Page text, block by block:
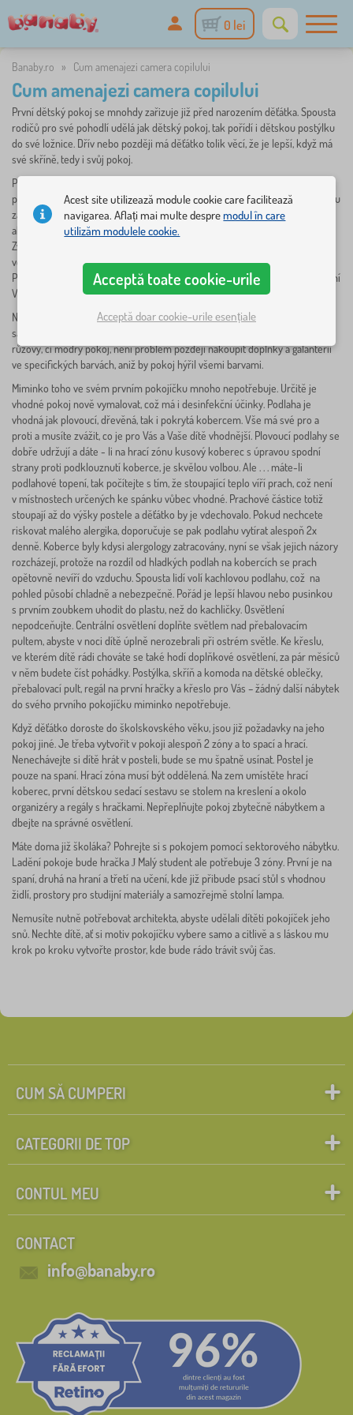
0 lei
Banaby.ro » Cum amenajezi camera copilului
Cum amenajezi camera copilului
První dětský pokoj se mnohdy zařizuje již před narozením děťátka. Spousta
rodičů pro své pohodlí udělá jak dětský pokoj, tak pořídí i dětskou postýlku
do své ložnice. Dřív nebo později má děťátko tolik věcí, že je lepší, když má
své skříně, tedy i svůj pokoj.
Pokud nechcete co pár let stěhovat pokoje, zvolte hned pro novorozeně
pokoj, který bude vhodný až do jeho studentských let. Člověka láká miminku
zařídit pokoj, kde bude i přes den temno, ale to je chyba. Přece nechceme,
aby mimísek den krásně prospal a v noci byl pak akční a nedal nám spát.
Zvolte tedy pokoj, který bude mít dostatek denního světla, které je pro dítě
velice důležitě. Musí přeci co nejdříve rozlišovat, kdy je den a kdy noc.
Později si v tomto pokoji bude hrát, učit se psát, číst a žádné umělé osvětlení
Vám nikdy nenahradí přirozené světlo.
Necháváte-li se překvapit a nevíte, zda čekáte kluka či holčičku, určitě rádi
sáhnete po zařízení pokoje v neutrálních barvách. Chcete-li i přesto mít
růžový, či modrý pokoj, není problém později nakoupit doplňky a galanterii
ve specifických barvách, aniž by pokoj hýřil všemi barvami.
Miminko toho ve svém prvním pokojíčku mnoho nepotřebuje. Určitě je
vhodné pokoj nově vymalovat, což má i desinfekční účinky. Podlaha je
vhodná jak plovoucí, dřevěná, tak i pokrytá kobercem. Vše má své pro a
proti a musíte zvážit, co je pro Vás a Vaše dítě vhodnější. Plovoucí podlahy se
dobře udržují a dáte - li na hrací zónu kusový koberec s úpravou spodní
strany proti podklouznutí koberce, je skvělou volbou. Ale . . . máte-li
podlahové topení, tak počítejte s tím, že stoupající teplo víří prach, což není
v místnostech určených ke spánku vůbec vhodné. Prachové částice totiž
stoupají až do výšky postele a děťátko by je vdechovalo. Pokud nechcete
riskovat malého alergika, doporučuje se pak podlahu vytírat alespoň 2x
denně. Koberce byly kdysi alergology zatracovány, nyní se však jejich názory
rozcházejí, protože na rozdíl od hladkých podlah na kobercích se prach
opětovně nevíří do vzduchu. Spousta lidí volí kachlovou podlahu, což na
pohled působí chladně a nebezpečně. Pořád je lepší hlavou nebo pusinkou
s prvním zoubkem uhodit do plastu, než do kachličky. Osvětlení
nepodceňujte. Centrální osvětlení doplňte světlem nad přebalovacím
pultem, abyste v noci dítě úplně nerozebrali při ostrém světle. Ke křeslu,
ve kterém dítě rádi chováte se také hodí doplňkové osvětlení, za pár měsíců
v něm budete číst pohádky. Postýlka, skříň a komoda na dětské oblečky,
přebalovací pult, regál na první hračky a křeslo pro Vás – žádný další nábytek
do svého prvního pokojíčku miminko nepotřebuje.
Když děťátko doroste do školskovského věku, jsou již požadavky na jeho
pokoj jiné. Je třeba vytvořit v pokoji alespoň 2 zóny a to spací a hrací.
Nenechávejte si dítě hrát v posteli, bude se mu špatně usínat. Postel je
pouze na spaní. Hrací zóna musí být oddělená. Na zem umístěte hrací
koberec, první dětskou sedací sestavu se stolem na kreslení a okolo
organizéry a regály s hračkami. Nepřeplňujte pokoj zbytečně nábytkem a
dbejte na správné osvětlení.
Máte doma již školáka? Pohrejte si s pokojem pomocí sektorového nábytku.
Ladění pokoje bude hračka J Malý student ale potřebuje 3 zóny. První je na
spaní, druhá na hraní a třetí na učení, kde již přibude psací stůl s vhodnou
židlí, prostory pro studijní materiály a samozřejmě stolní lampa.
Nemusíte nutně potřebovat architekta, abyste udělali dítěti pokojíček jeho
snů. Nechte dítě, ať si motiv pokojíčku vybere samo a citlivě a s láskou mu
krok po kroku vytvořte prostor, kde bude rádo trávit svůj čas.
CUM SĂ CUMPERI
CATEGORII DE TOP
CONTUL MEU
CONTACT
info@banaby.ro
Acest site utilizează module cookie care facilitează
navigarea. Aflați mai multe despremodul în care
utilizăm modulele cookie.
Acceptă toate cookie-urile
Acceptă doar cookie-urile esențiale